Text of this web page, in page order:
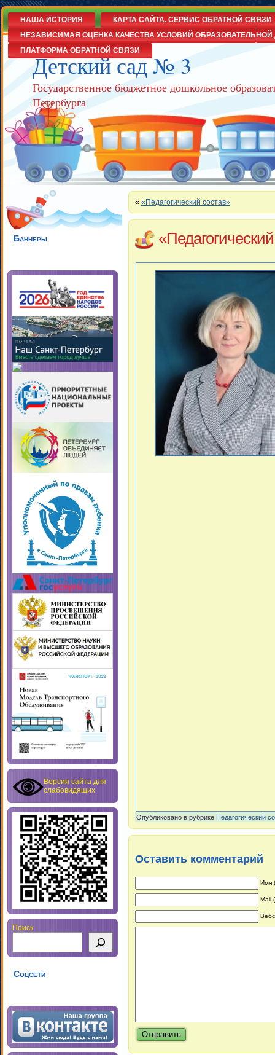
Детский сад № 3
Государственное бюджетное дошкольное
Петербурга
НАША ИСТОРИЯ
КАРТА САЙТА. СЕРВИС ОБРАТНОЙ СВЯЗИ
НЕЗАВИСИМАЯ ОЦЕНКА КАЧЕСТВА УСЛОВИЙ
ПЛАТФОРМА ОБРАТНОЙ СВЯЗИ
Баннеры
Версия сайта для
слабовидящих
Поиск
Соцсети
« «Педагогический состав»
Опубликовано в рубрике Педагогический
Оставить комментарий
Имя
Mail